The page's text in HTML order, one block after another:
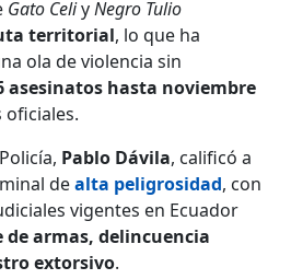
Gato CeliyNegro Tulio
territorial, lo que ha
ola de violencia sin
asesinatos hasta noviembre
oficiales.
Pablo Dávila, calificó a
dealta peligrosidad, con
vigentes en Ecuador
armas, delincuencia
extorsivo.